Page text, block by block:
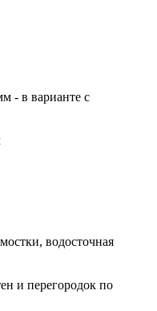
- в варианте с
водосточная
и перегородок по